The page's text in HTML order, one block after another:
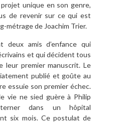
unique en son genre,
de revenir sur ce qui est
métrage de Joachim Trier.
deux amis d’enfance qui
et qui décident tous
leur premier manuscrit. Le
publié et goûte au
essuie son premier échec.
vie ne sied guère à Philip
dans un hôpital
six mois. Ce postulat de